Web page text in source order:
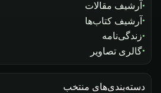
آرشیف مقالات
آرشیف کتاب‌ها
زندگی‌نامه
گالری تصاویر
دسته‌بندی‌های منتخب